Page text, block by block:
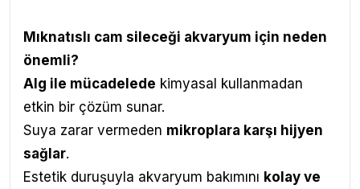
Mıknatıslı cam sileceği akvaryum için neden
önemli?
Alg ile mücadelede kimyasal kullanmadan
etkin bir çözüm sunar.
Suya zarar vermeden mikroplara karşı hijyen
sağlar.
Estetik duruşuyla akvaryum bakımını kolay ve